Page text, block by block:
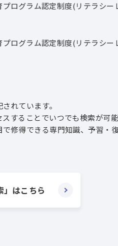
プログラム認定制度(リテラシ
プログラム認定制度(リテラシ
れています。
することでいつでも検索が可
得できる専門知識、予習・
」はこちら